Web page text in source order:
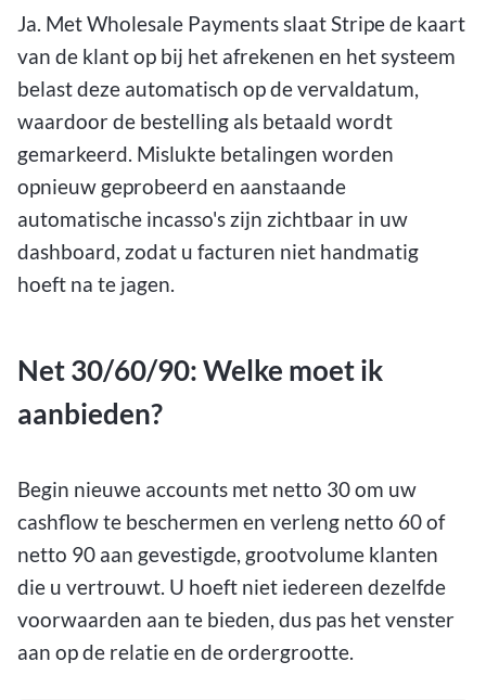
Ja. Met Wholesale Payments slaat Stripe de kaart
van de klant op bij het afrekenen en het systeem
belast deze automatisch op de vervaldatum,
waardoor de bestelling als betaald wordt
gemarkeerd. Mislukte betalingen worden
opnieuw geprobeerd en aanstaande
automatische incasso's zijn zichtbaar in uw
dashboard, zodat u facturen niet handmatig
hoeft na te jagen.
Net 30/60/90: Welke moet ik
aanbieden?
Begin nieuwe accounts met netto 30 om uw
cashflow te beschermen en verleng netto 60 of
netto 90 aan gevestigde, grootvolume klanten
die u vertrouwt. U hoeft niet iedereen dezelfde
voorwaarden aan te bieden, dus pas het venster
aan op de relatie en de ordergrootte.